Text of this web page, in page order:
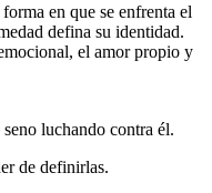
en que se enfrenta el
defina su identidad.
el amor propio y
luchando contra él.
de definirlas.